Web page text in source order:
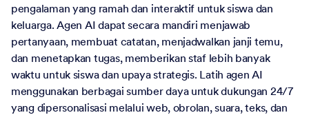
pengalaman yang ramah dan interaktif untuk siswa dan
keluarga. Agen AI dapat secara mandiri menjawab
pertanyaan, membuat catatan, menjadwalkan janji temu,
dan menetapkan tugas, memberikan staf lebih banyak
waktu untuk siswa dan upaya strategis. Latih agen AI
menggunakan berbagai sumber daya untuk dukungan 24/7
yang dipersonalisasi melalui web, obrolan, suara, teks, dan